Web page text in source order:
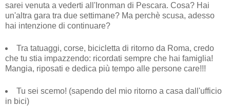
sarei venuta a vederti all'Ironman di Pescara. Cosa? Hai
un'altra gara tra due settimane? Ma perchè scusa, adesso
hai intenzione di continuare?
Tra tatuaggi, corse, bicicletta di ritorno da Roma, credo
che tu stia impazzendo: ricordati sempre che hai famiglia!
Mangia, riposati e dedica più tempo alle persone care!!!
Tu sei scemo! (sapendo del mio ritorno a casa dall'ufficio
in bici)